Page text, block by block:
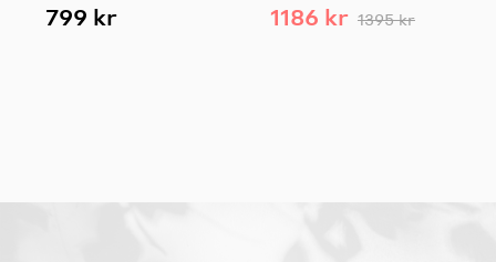
799 kr 1186 kr 1395 kr